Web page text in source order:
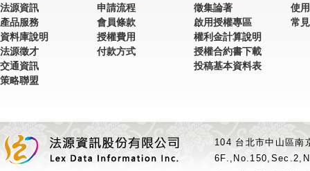
法源資訊
產品服務
資料庫說明
法源徵才
交通資訊
策略聯盟
申請流程
會員條款
授權費用
付款方式
徵集論著
啟用授權專區
權利金計算說明
授權合約書下載
投稿基本資料表
使
常
104 台北市中山區